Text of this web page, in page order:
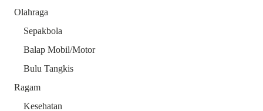
Olahraga
Sepakbola
Balap Mobil/Motor
Bulu Tangkis
Ragam
Kesehatan